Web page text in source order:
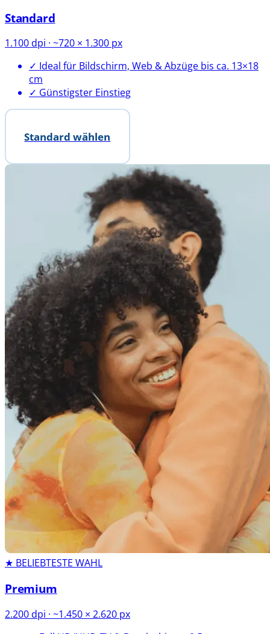
Standard
1.100 dpi · ~720 × 1.300 px
✓ Ideal für Bildschirm, Web & Abzüge bis ca. 13×18
cm
✓ Günstigster Einstieg
Standard wählen
★ BELIEBTESTE WAHL
Premium
2.200 dpi · ~1.450 × 2.620 px